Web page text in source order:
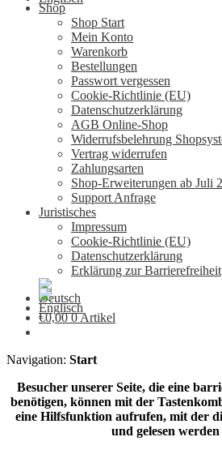
Shop
Shop Start
Mein Konto
Warenkorb
Bestellungen
Passwort vergessen
Cookie-Richtlinie (EU)
Datenschutzerklärung
AGB Online-Shop
Widerrufsbelehrung
Vertrag widerrufen
Zahlungsarten
Shop-Erweiterungen ab Juli
Support Anfrage
Juristisches
Impressum
Cookie-Richtlinie (EU)
Datenschutzerklärung
Erklärung zur Barrierefreiheit
€0,00 0 Artikel
Navigation: Start
Besucher unserer Seite, die eine
benötigen, können mit der
eine Hilfsfunktion aufrufen, mit der
und gelesen